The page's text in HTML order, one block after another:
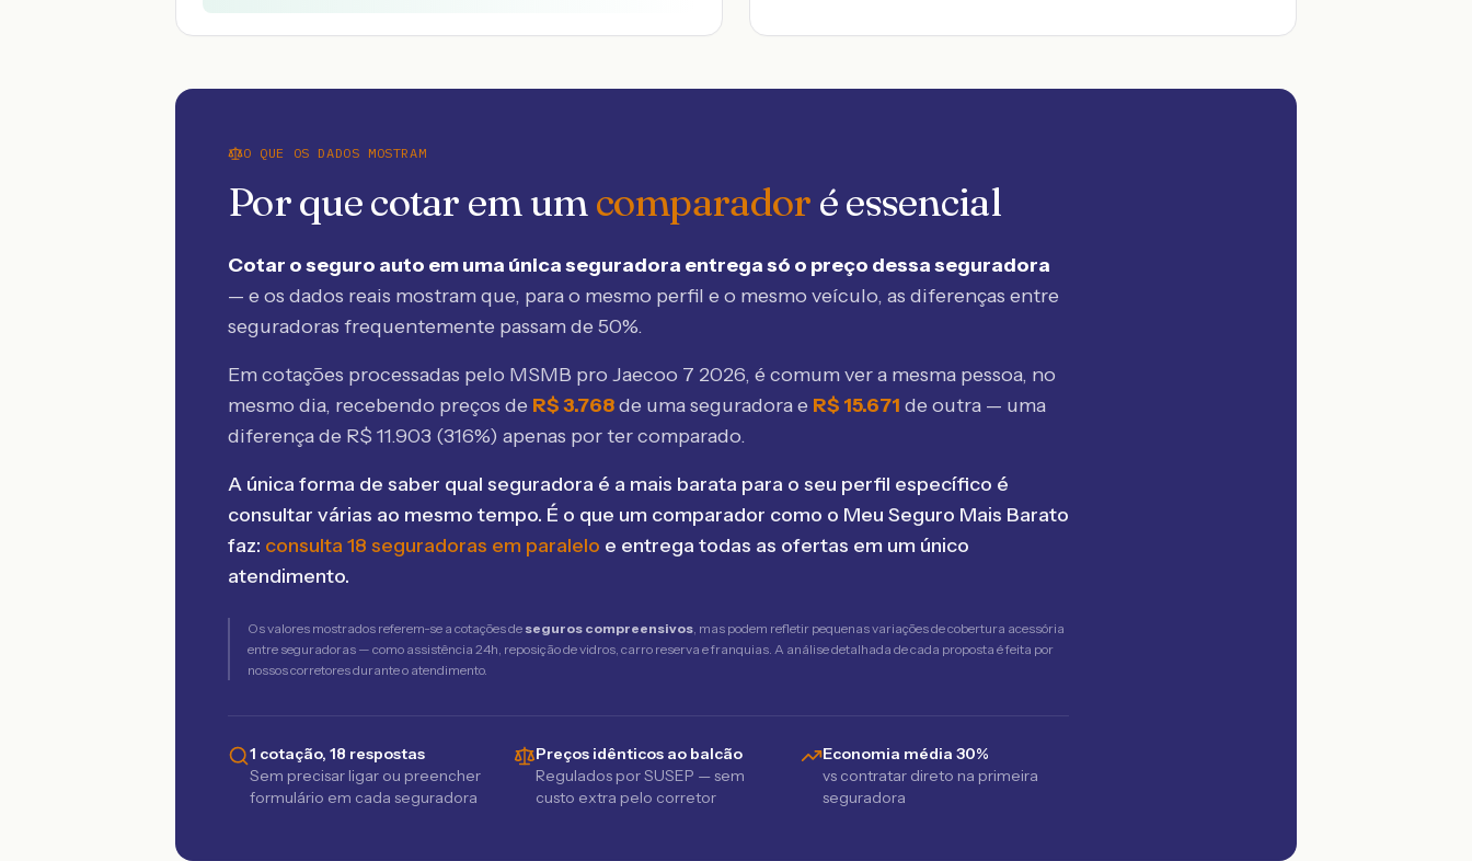
O QUE OS DADOS MOSTRAM
Por que cotar em umcomparador é essencial
Cotar o seguro auto em uma única seguradora entrega só o preço dessa seguradora
— e os dados reais mostram que, para o mesmo perfil e o mesmo veículo, as diferenças entre
seguradoras frequentemente passam de 50%.
Em cotações processadas pelo MSMB pro Jaecoo 7 2026, é comum ver a mesma pessoa, no
mesmo dia, recebendo preços de R$3.768de uma seguradora e R$ 15.671 de outra — uma
diferença de R$ 11.903 (316%) apenas por ter comparado.
A única forma de saber qual seguradora é a mais barata para o seu perfil específico é
consultar várias ao mesmo tempo. É o que um comparador como o Meu Seguro Mais Barato
faz: consulta 18 seguradoras em paralelo e entrega todas as ofertas em um único
atendimento.
Os valores mostrados referem-se a cotações de seguros compreensivos, mas podem refletir pequenas variações de cobertura acessória
entre seguradoras — como assistência 24h, reposição de vidros, carro reserva e franquias. A análise detalhada de cada proposta é feita por
nossos corretores durante o atendimento.
1 cotação, 18 respostas
Sem precisar ligar ou preencher
formulário em cada seguradora
Preços idênticos ao balcão
Regulados por SUSEP — sem
custo extra pelo corretor
Economia média 30%
vs contratar direto na primeira
seguradora